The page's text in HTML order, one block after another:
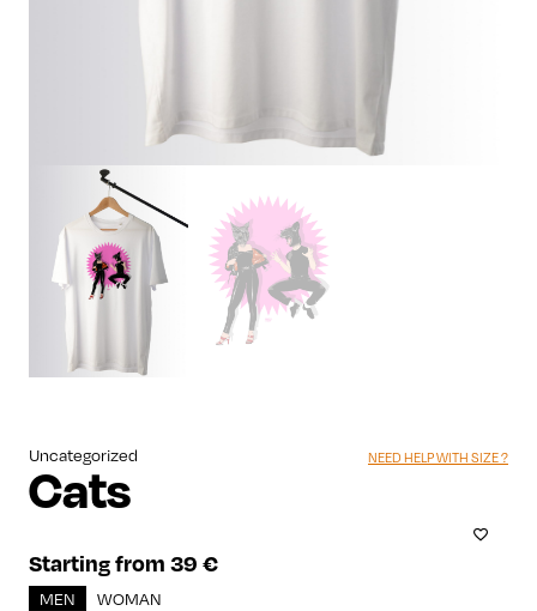
Uncategorized
Cats
Starting from 39 €
NEED HELP WITH SIZE ?
MEN WOMAN